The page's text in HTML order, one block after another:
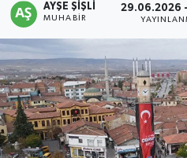
AYŞE ŞIŞLI
MUHABIR
29.06.2026